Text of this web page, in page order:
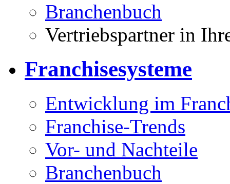
Branchenbuch
Vertriebspartner in
Franchisesysteme
Entwicklung im
Franchise-Trends
Vor- und Nachteile
Branchenbuch